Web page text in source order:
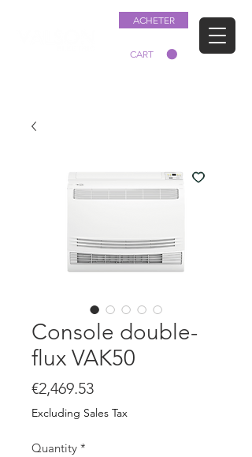
ACHETER
CART
Console double-
flux VAK50
€2,469.53Price
Excluding Sales Tax
Quantity *